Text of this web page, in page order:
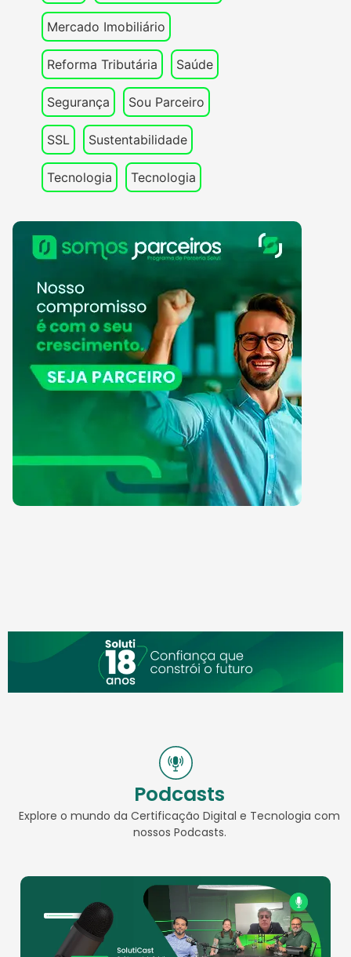
Mercado Imobiliário
Reforma Tributária Saúde
Segurança Sou Parceiro
SSL Sustentabilidade
Tecnologia Tecnologia
Podcasts
Explore o mundo da Certificação Digital e Tecnologia com
nossos Podcasts.